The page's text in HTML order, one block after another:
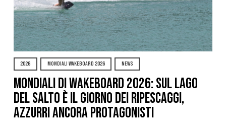
2026 MONDIALI WAKEBOARD 2026 NEWS
Mondiali di Wakeboard 2026: sul Lago
del Salto è il giorno dei ripescaggi,
azzurri ancora protagonisti